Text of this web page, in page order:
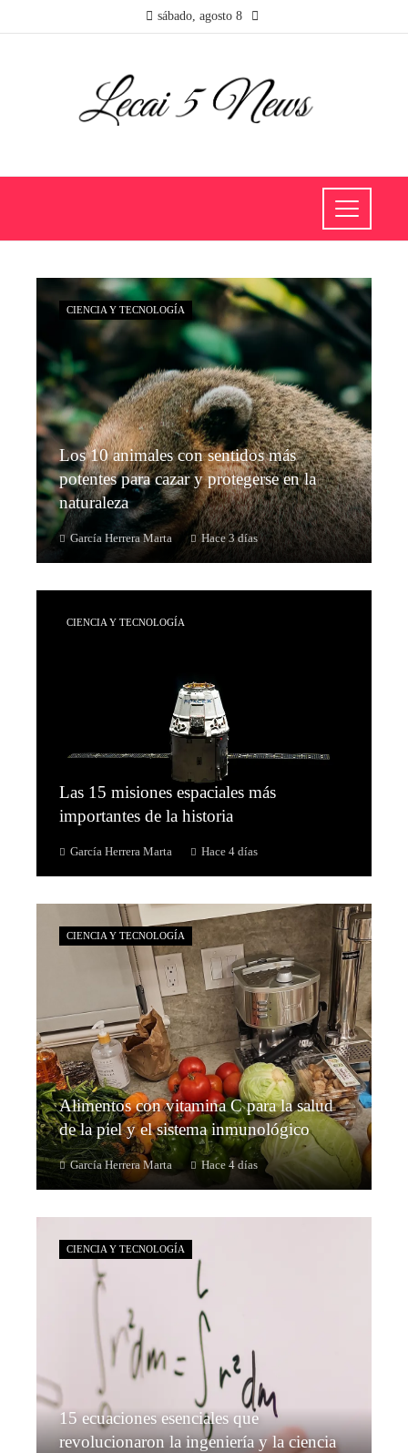
sábado, agosto 8
CIENCIA Y TECNOLOGÍA
Los 10 animales con sentidos más
potentes para cazar y protegerse en la
naturaleza
García Herrera Marta Hace 3 días
CIENCIA Y TECNOLOGÍA
Las 15 misiones espaciales más
importantes de la historia
García Herrera Marta Hace 4 días
CIENCIA Y TECNOLOGÍA
Alimentos con vitamina C para la salud
de la piel y el sistema inmunológico
García Herrera Marta Hace 4 días
CIENCIA Y TECNOLOGÍA
15 ecuaciones esenciales que
revolucionaron la ingeniería y la ciencia